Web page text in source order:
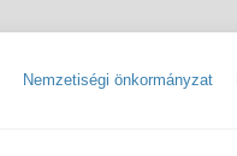
Nemzetiségi önkormányzat